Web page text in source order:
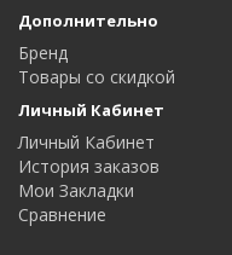
Дополнительно
Бренд
Товары со скидкой
Личный Кабинет
Личный Кабинет
История заказов
Мои Закладки
Сравнение